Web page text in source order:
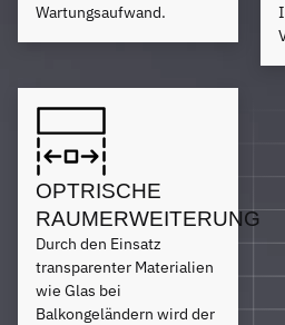
Wartungsaufwand.
OPTRISCHE
RAUMERWEITERUNG
Durch den Einsatz
transparenter Materialien
wie Glas bei
Balkongeländern wird der